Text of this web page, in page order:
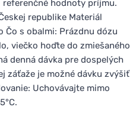
referenčné hodnoty príjmu.
republike Materiál
Čo s obalmi: Prázdnu dózu
viečko hoďte do zmiešaného
denná dávka pre dospelých
záťaže je možné dávku zvýšiť
Uchovávajte mimo